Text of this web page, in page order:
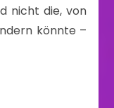
nicht die, von
könnte –